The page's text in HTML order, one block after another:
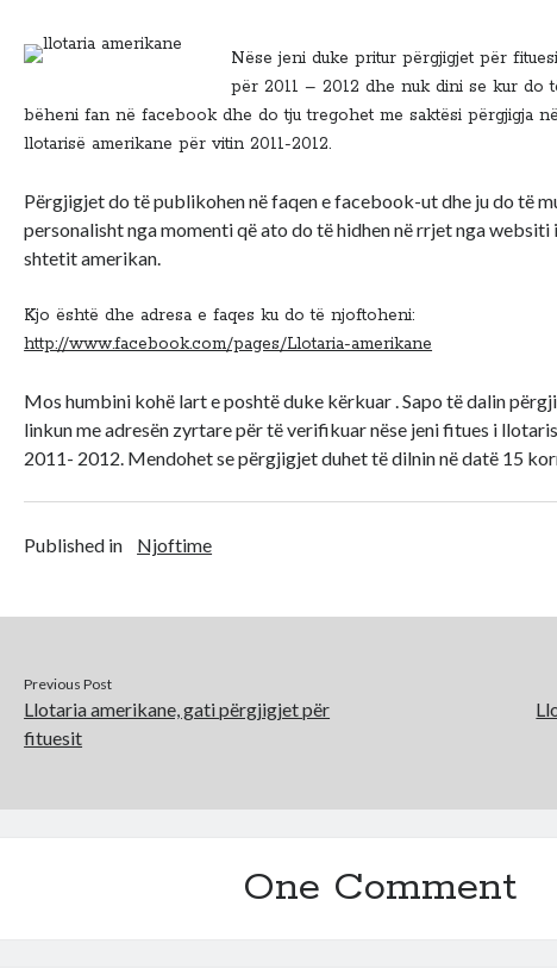
Nëse jeni duke pritur përgjigjet për
për 2011 – 2012 dhe nuk dini se kur do
bëheni fan në facebook dhe do tju tregohet me saktësi përgjigja
llotarisë amerikane për vitin 2011-2012.
Përgjigjet do të publikohen në faqen e facebook-ut dhe ju do të
personalisht nga momenti që ato do të hidhen në rrjet nga
shtetit amerikan.
Kjo është dhe adresa e faqes ku do të njoftoheni:
http://www.facebook.com/pages/Llotaria-amerikane
Mos humbini kohë lart e poshtë duke kërkuar . Sapo të dalin
linkun me adresën zyrtare për të verifikuar nëse jeni fitues i
2011- 2012. Mendohet se përgjigjet duhet të dilnin në datë 15
Published in Njoftime
Previous Post
Llotaria amerikane, gati përgjigjet për
fituesit
One Comment